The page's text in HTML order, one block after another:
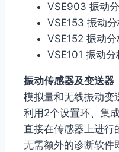
VSE903 振动
VSE153 振动
VSE152 振动
VSE101 振动
振动传感器及变送器
模拟量和无线振动
利用2个设置环、集
直接在传感器上进行
无需额外的诊断软件